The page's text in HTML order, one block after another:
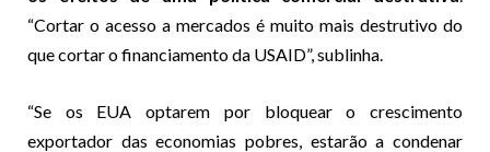
“Cortar o acesso a mercados é muito mais destrutivo do
que cortar o financiamento da USAID”, sublinha.
“Se os EUA optarem por bloquear o crescimento
exportador das economias pobres, estarão a condenar